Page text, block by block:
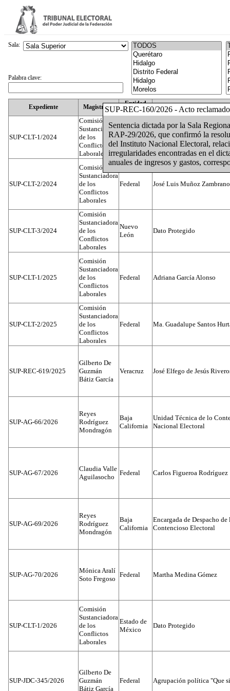
SUP-REC-160/2026 - Acto reclamado
Sentencia dictada por la Sala
RAP-29/2026, que confirmó la
del Instituto Nacional Electoral,
irregularidades encontradas en el
anuales de ingresos y gastos,
Expediente Magistrado
Entidad
Federativa
SUP-CLT-1/2024
Comisión
Sustanciadora
de los
Conflictos
Laborales
Federal Juan José Serrato Velasco
SUP-CLT-2/2024
Comisión
Sustanciadora
de los
Conflictos
Laborales
Federal José Luis Muñoz Zambrano
SUP-CLT-3/2024
Comisión
Sustanciadora
de los
Conflictos
Laborales
Nuevo
León
Dato Protegido
SUP-CLT-1/2025
Comisión
Sustanciadora
de los
Conflictos
Laborales
Federal Adriana García Alonso
SUP-CLT-2/2025
Comisión
Sustanciadora
de los
Conflictos
Laborales
Federal Ma. Guadalupe Santos
SUP-REC-619/2025
Gilberto De
Guzmán
Bátiz García
Veracruz José Elfego de Jesús
SUP-AG-66/2026
Reyes
Rodríguez
Mondragón
Baja
California
Unidad Técnica de lo
Nacional Electoral
SUP-AG-67/2026
Claudia Valle
Aguilasocho
Federal Carlos Figueroa Rodríguez
SUP-AG-69/2026
Reyes
Rodríguez
Mondragón
Baja
California
Encargada de Despacho
Contencioso Electoral
SUP-AG-70/2026
Mónica Aralí
Soto Fregoso
Federal Martha Medina Gómez
SUP-CLT-1/2026
Comisión
Sustanciadora
de los
Conflictos
Laborales
Estado de
México
Dato Protegido
SUP-JDC-345/2026
Gilberto De
Guzmán
Bátiz García
Federal Agrupación política "Que
Sala:
Palabra clave: